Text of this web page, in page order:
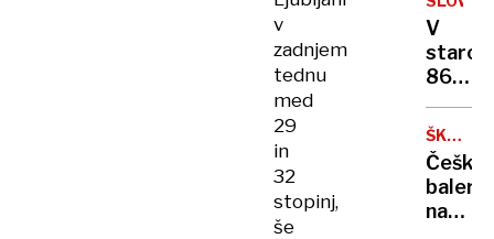
v
zadnjem
tednu
med
29
in
32
stopinj,
še
letov
stali
v
koloni?
V
86
let
umrl
trener
Don
Nelson
ŠKODA
1000
MB
Češka
na